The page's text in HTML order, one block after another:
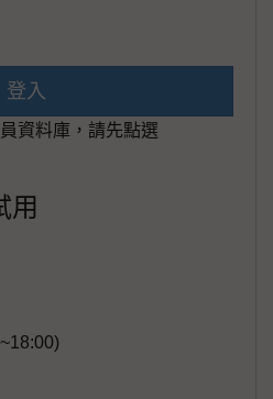
登入
資料庫，請先點選
用